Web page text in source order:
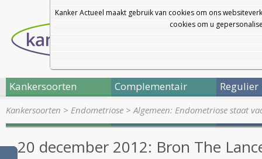
Kanker Actueel maakt gebruik van cookies om ons
cookies om u
Kankersoorten Complementair Regulier
Kankersoorten > Endometriose >Algemeen: Endometriose staat
20 december 2012: Bron The